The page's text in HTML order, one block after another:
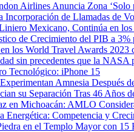
Airlines Anuncia Zona ‘Solo
Incorporación de Llamadas de
Mexicano, Continúa en
de Crecimiento del PIB a 3%
los World Travel Awards 2023
sin precedentes que la NASA
Tecnológico: iPhone 15
Amnesia Después
su Separación Tras 46 Años
en Michoacán: AMLO
Energética: Competencia y
en el Templo Mayor con 15